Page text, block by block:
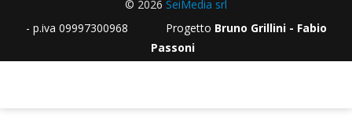
© 2026 SeiMedia srl
- p.iva 09997300968 Progetto Bruno Grillini - Fabio
Passoni